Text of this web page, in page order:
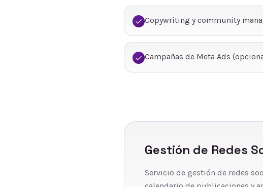
Copywriting y community
Campañas de Meta Ads
Gestión de Redes
Servicio de gestión de redes